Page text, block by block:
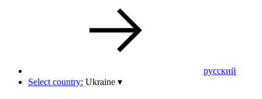
pусский
Select country: Ukraine ▾